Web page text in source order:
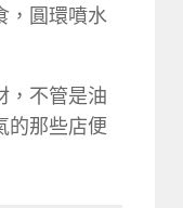
，圓環噴水
，不管是油
的那些店便